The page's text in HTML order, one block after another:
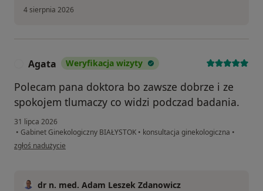
4 sierpnia 2026
Agata Weryfikacja wizyty
Polecam pana doktora bo zawsze dobrze i ze
spokojem tlumaczy co widzi podczad badania.
31 lipca 2026
• Gabinet Ginekologiczny BIAŁYSTOK • konsultacja ginekologiczna •
w opinii użytkownika Agata
zgłoś nadużycie
dr n. med. Adam Leszek Zdanowicz